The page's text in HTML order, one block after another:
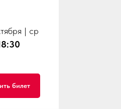
| ср
билет